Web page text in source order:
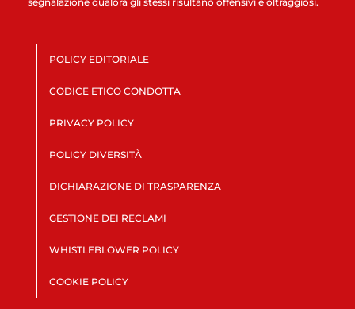
POLICY EDITORIALE
CODICE ETICO CONDOTTA
PRIVACY POLICY
POLICY DIVERSITÀ
DICHIARAZIONE DI TRASPARENZA
GESTIONE DEI RECLAMI
WHISTLEBLOWER POLICY
COOKIE POLICY